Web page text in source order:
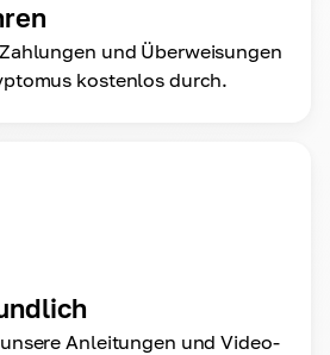
und Überweisungen
kostenlos durch.
Anleitungen und Video-